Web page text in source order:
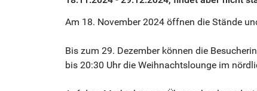
Am 18. November 2024 öffnen die Stände
Bis zum 29. Dezember können die
bis 20:30 Uhr die Weihnachtslounge im